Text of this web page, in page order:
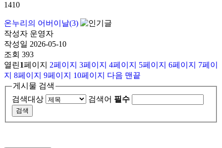
1410
온누리의 어버이날(3)
작성자 운영자
작성일 2026-05-10
조회 393
열린1페이지 2페이지 3페이지 4페이지 5페이지 6페이지 7페이
지 8페이지 9페이지 10페이지 다음 맨끝
게시물 검색
검색대상
검색어 필수